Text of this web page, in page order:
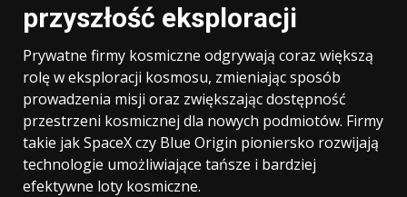
przyszłość eksploracji
Prywatne firmy kosmiczne odgrywają coraz większą
rolę w eksploracji kosmosu, zmieniając sposób
prowadzenia misji oraz zwiększając dostępność
przestrzeni kosmicznej dla nowych podmiotów. Firmy
takie jak SpaceX czy Blue Origin pioniersko rozwijają
technologie umożliwiające tańsze i bardziej
efektywne loty kosmiczne.